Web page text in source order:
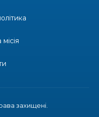
краси, мистецтва
захищені.